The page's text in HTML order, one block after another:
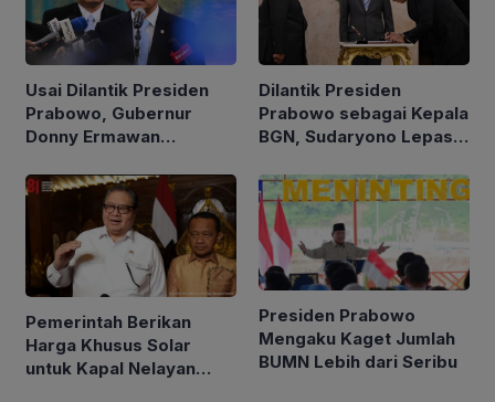
Usai Dilantik Presiden
Prabowo, Gubernur
Donny Ermawan
Pembentukan URI
Dilantik Presiden
Prabowo sebagai Kepala
BGN, Sudaryono Lepas
Pemerintah Berikan
Harga Khusus Solar
untuk Kapal Nelayan
Presiden Prabowo
Mengaku Kaget Jumlah
BUMN Lebih dari Seribu